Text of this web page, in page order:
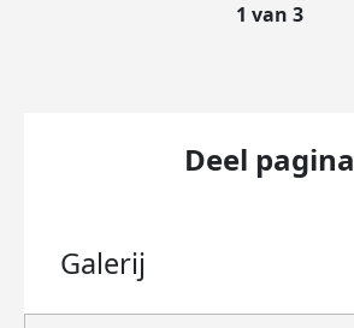
1 van 3
Deel pagina
Galerij